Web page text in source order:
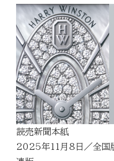
読売新聞本紙
2025年11月8日／全国